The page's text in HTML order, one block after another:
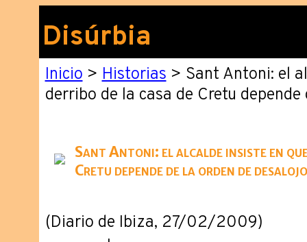
Disúrbia
Inicio>Historias> Sant Antoni: el
derribo de la casa de Cretu
Sant Antoni: el alcalde insiste en
Cretu depende de la orden de desalojo
(Diario de Ibiza, 27/02/2009)